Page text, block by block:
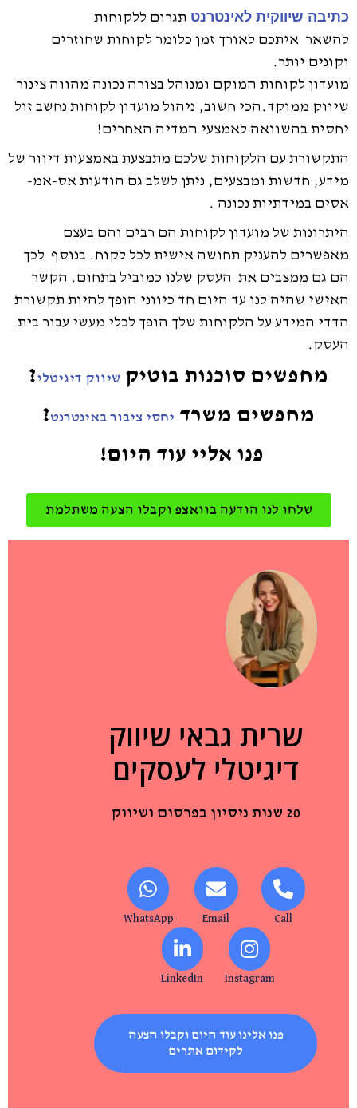
כתיבה שיווקית לאינטרנט תגרום ללקוחות
להשאר איתכם לאורך זמן כלומר לקוחות שחוזרים
וקונים יותר.
מועדון לקוחות המוקם ומנוהל בצורה נכונה מהווה צינור
שיווק ממוקד.הכי חשוב, ניהול מועדון לקוחות נחשב זול
יחסית בהשוואה לאמצעי המדיה האחרים!
התקשורת עם הלקוחות שלכם מתבצעת באמצעות דיוור של
מידע, חדשות ומבצעים, ניתן לשלב גם הודעות אס-אמ-
אסים במידתיות נכונה .
היתרונות של מועדון לקוחות הם רבים והם בעצם
מאפשרים להעניק תחושה אישית לכל לקוח. בנוסף לכך
הם גם ממצבים את העסק שלנו כמוביל בתחום. הקשר
האישי שהיה לנו עד היום חד כיווני הופך להיות תקשורת
הדדי המידע על הלקוחות שלך הופך לכלי מעשי עבור בית
העסק.
מחפשים סוכנות בוטיק שיווק דיגיטלי?
מחפשים משרד יחסי ציבור באינטרנט?
פנו אליי עוד היום!
שלחו לנו הודעה בוואצפ וקבלו הצעה משתלמת
שרית גבאי שיווק
דיגיטלי לעסקים
20 שנות ניסיון בפרסום ושיווק
Call
Email
WhatsApp
Instagram
LinkedIn
פנו אלינו עוד היום וקבלו הצעה
לקידום אתרים